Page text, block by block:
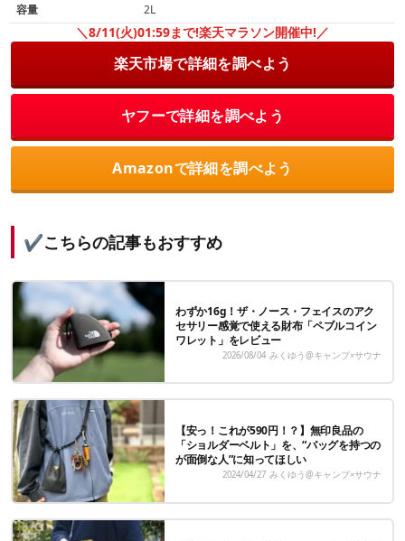
容量
2L
＼8/11(火)01:59まで!楽天マラソン開催中!／
楽天市場で詳細を調べよう
ヤフーで詳細を調べよう
Amazonで詳細を調べよう
✔️こちらの記事もおすすめ
わずか16g！ザ・ノース・フェイスのアク
セサリー感覚で使える財布「ペブルコイン
ワレット」をレビュー
2026/08/04 みくゆう@キャンプ×サウナ
【安っ！これが590円！？】無印良品の
「ショルダーベルト」を、“バッグを持つの
が面倒な人”に知ってほしい
2024/04/27 みくゆう@キャンプ×サウナ